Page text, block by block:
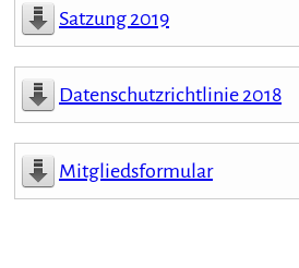
Satzung 2019
Datenschutzrichtlinie 2018
Mitgliedsformular